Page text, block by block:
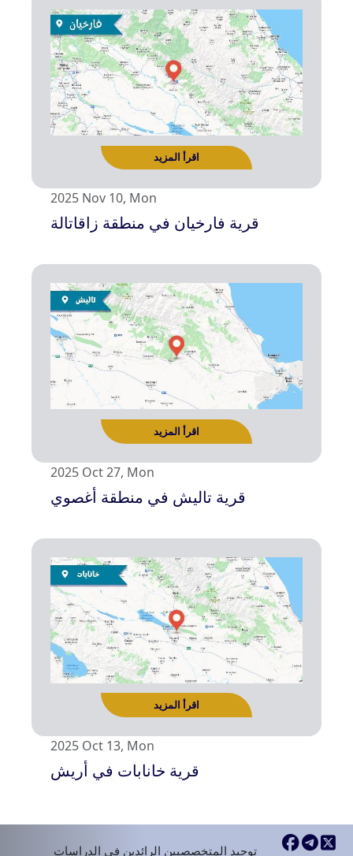
اقرأ المزيد
اقرأ المزيد
2025 Nov 10, Mon
قرية فارخيان في منطقة زاقاتالة
2025 Oct 27, Mon
قرية تاليش في منطقة أغصوي
2025 Oct 13, Mon
قرية خانابات في أريش
توحيد المتخصصيين الرائدين في الدراسات